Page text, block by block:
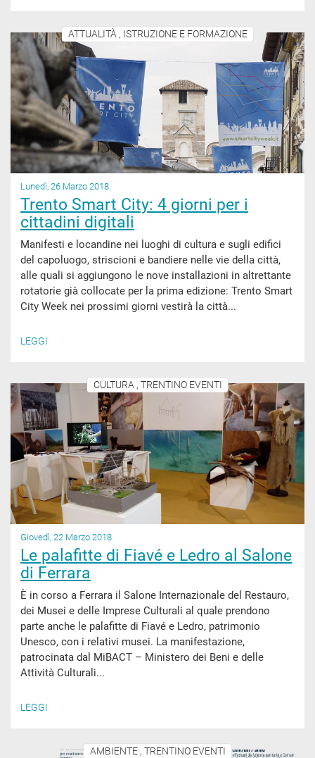
ATTUALITÀ , ISTRUZIONE E FORMAZIONE
Lunedì, 26 Marzo 2018
Trento Smart City: 4 giorni per i
cittadini digitali
Manifesti e locandine nei luoghi di cultura e sugli edifici
del capoluogo, striscioni e bandiere nelle vie della città,
alle quali si aggiungono le nove installazioni in altrettante
rotatorie già collocate per la prima edizione: Trento Smart
City Week nei prossimi giorni vestirà la città...
LEGGI
CULTURA , TRENTINO EVENTI
Giovedì, 22 Marzo 2018
Le palafitte di Fiavé e Ledro al Salone
di Ferrara
È in corso a Ferrara il Salone Internazionale del Restauro,
dei Musei e delle Imprese Culturali al quale prendono
parte anche le palafitte di Fiavé e Ledro, patrimonio
Unesco, con i relativi musei. La manifestazione,
patrocinata dal MiBACT – Ministero dei Beni e delle
Attività Culturali...
LEGGI
AMBIENTE , TRENTINO EVENTI